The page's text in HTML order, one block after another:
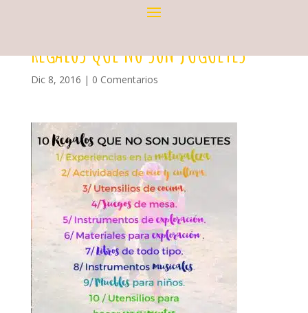
REGALOS QUE NO SON JUGUETES
Dic 8, 2016 | 0 Comentarios